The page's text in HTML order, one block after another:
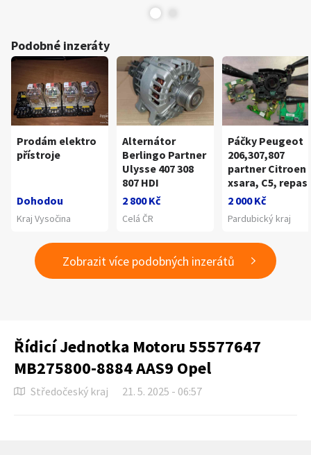
Podobné inzeráty
Prodám elektro
přístroje
Dohodou
Kraj Vysočina
Alternátor
Berlingo Partner
Ulysse 407 308
807 HDI
2 800 Kč
Celá ČR
Páčky Peugeot
206,307,807
partner Citroen
xsara, C5, repas
2 000 Kč
Pardubický kraj
Zobrazit více podobných inzerátů
Řídicí Jednotka Motoru 55577647
MB275800-8884 AAS9 Opel
Středočeský kraj 21. 5. 2025 - 06:57